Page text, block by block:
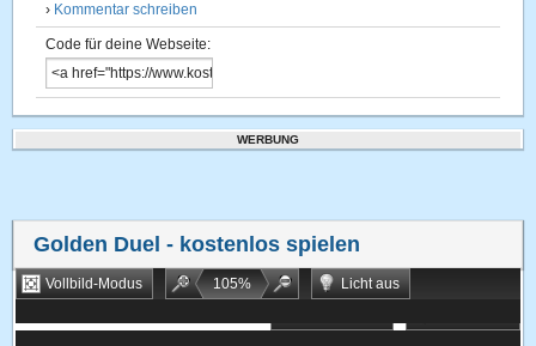
› Kommentar schreiben
Code für deine Webseite:
WERBUNG
Golden Duel - kostenlos spielen
Vollbild-Modus 105%
Licht aus